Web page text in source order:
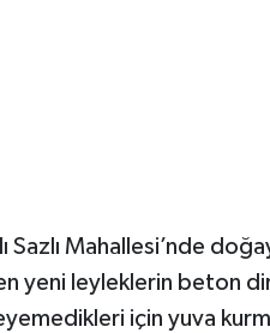
Sazlı Mahallesi’nde
yeni leyleklerin beton
için yuva